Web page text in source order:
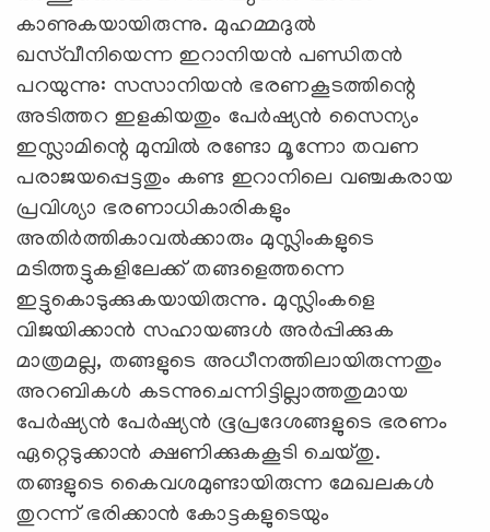
കാണുകയായിരുന്നു. മുഹമ്മദുൽ
ഖസ്‌വീനിയെന്ന ഇറാനിയൻ പണ്ഡിതൻ
പറയുന്നു: സസാനിയൻ ഭരണകൂടത്തിന്റെ
അടിത്തറ ഇളകിയതും പേർഷ്യൻ സൈന്യം
ഇസ്ലാമിന്റെ മുമ്പിൽ രണ്ടോ മൂന്നോ തവണ
പരാജയപ്പെട്ടതും കണ്ട ഇറാനിലെ വഞ്ചകരായ
പ്രവിശ്യാ ഭരണാധികാരികളും
അതിർത്തികാവൽക്കാരും മുസ്ലിംകളുടെ
മടിത്തട്ടുകളിലേക്ക്‌ തങ്ങളെത്തന്നെ
ഇട്ടുകൊടുക്കുകയായിരുന്നു. മുസ്ലിംകളെ
വിജയിക്കാൻ സഹായങ്ങൾ അർപ്പിക്കുക
മാത്രമല്ല, തങ്ങളുടെ അധീനത്തിലായിരുന്നതും
അറബികൾ കടന്നുചെന്നിട്ടില്ലാത്തതുമായ
പേർഷ്യൻ പേർഷ്യൻ ഭൂപ്രദേശങ്ങളുടെ ഭരണം
ഏറ്റെടുക്കാൻ ക്ഷണിക്കുകകൂടി ചെയ്തു.
തങ്ങളുടെ കൈവശമുണ്ടായിരുന്ന മേഖലകൾ
തുറന്ന്‌ ഭരിക്കാൻ കോട്ടകളുടെയും